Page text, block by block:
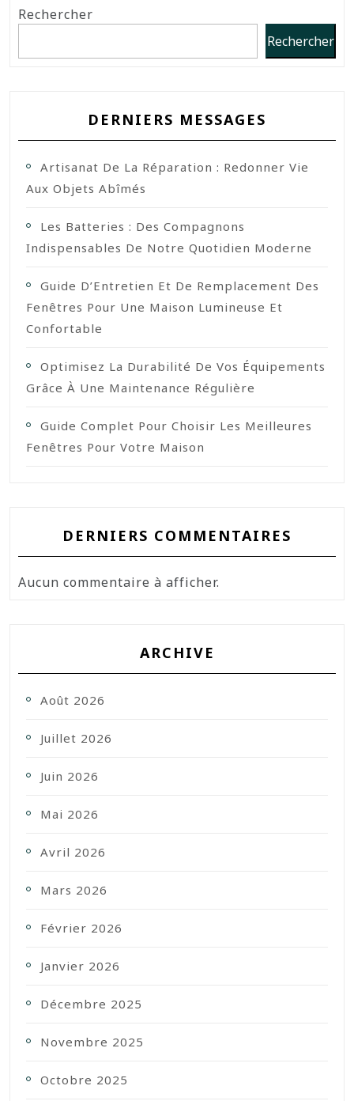
Rechercher
Rechercher
DERNIERS MESSAGES
Artisanat De La Réparation : Redonner Vie
Aux Objets Abîmés
Les Batteries : Des Compagnons
Indispensables De Notre Quotidien Moderne
Guide D’Entretien Et De Remplacement Des
Fenêtres Pour Une Maison Lumineuse Et
Confortable
Optimisez La Durabilité De Vos Équipements
Grâce À Une Maintenance Régulière
Guide Complet Pour Choisir Les Meilleures
Fenêtres Pour Votre Maison
DERNIERS COMMENTAIRES
Aucun commentaire à afficher.
ARCHIVE
Août 2026
Juillet 2026
Juin 2026
Mai 2026
Avril 2026
Mars 2026
Février 2026
Janvier 2026
Décembre 2025
Novembre 2025
Octobre 2025